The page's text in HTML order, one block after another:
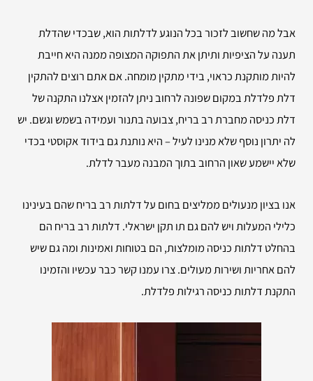
אבל מה שחשוב לזכור בכל הנוגע לדלתות הוא, שבכדי שהדלת
תענה על הציפיות ותיתן את התפוקה המצופה ממנה היא חייבת
להיות מותקנת כראוי, בידי מתקין מומחה. אם אתם רוצים להתקין
דלת פלדלת במקום שפונה לרחוב ניתן להזמין אצלנו התקנה של
דלת כניסה מחברת רב בריח, צבועה בתנור ועמידה בשמש וגשם. יש
לה יתרון נוסף שלא מנינו לעיל – היא נותנת גם בידוד אקוסטי בכדי
שלא יישמע שאון הרחוב בתוך המבנה מעבר לדלת.
אנו בציון מנעולים ממליצים בחום על דלתות רב בריח שהם בעינינו
כלילי המעלות ויש להם גם תו תקן ישראלי. דלתות רב בריח הם
בהחלט דלתות כניסה מומלצות, הם בטוחות ואמינות ומה גם שיש
להם אחריות ושירות מעולים. צרו עמנו קשר כבר עכשיו והזמינו
התקנת דלתות כניסה רגילות פלדלת.